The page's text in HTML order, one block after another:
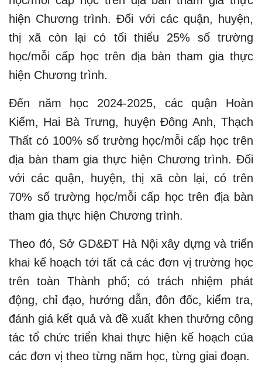
hiện Chương trình. Đối với các quận, huyện,
thị xã còn lại có tối thiểu 25% số trường
học/mỗi cấp học trên địa bàn tham gia thực
hiện Chương trình.
Đến năm học 2024-2025, các quận Hoàn
Kiếm, Hai Bà Trưng, huyện Đông Anh, Thạch
Thất có 100% số trường học/mỗi cấp học trên
địa bàn tham gia thực hiện Chương trình. Đối
với các quận, huyện, thị xã còn lại, có trên
70% số trường học/mỗi cấp học trên địa bàn
tham gia thực hiện Chương trình.
Theo đó, Sở GD&ĐT Hà Nội xây dựng và triển
khai kế hoạch tới tất cả các đơn vị trường học
trên toàn Thành phố; có trách nhiệm phát
động, chỉ đạo, hướng dẫn, đôn đốc, kiểm tra,
đánh giá kết quả và đề xuất khen thưởng công
tác tổ chức triển khai thực hiện kế hoạch của
các đơn vị theo từng năm học, từng giai đoạn.